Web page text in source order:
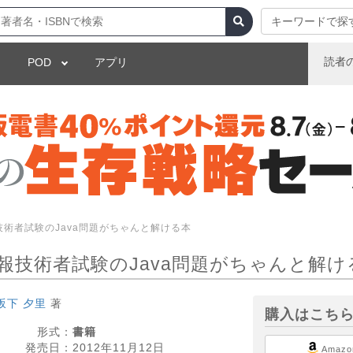
キーワードで探
POD アプリ 読者
者試験のJava問題がちゃんと解ける本
技術者試験のJava問題がちゃんと解け
下 夕里 著
形式： 書籍
発売日： 2012年11月12日
購入はこち